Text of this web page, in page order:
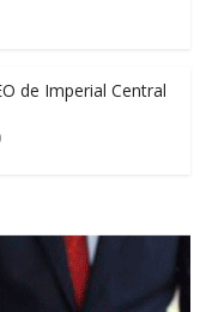
de Imperial Central